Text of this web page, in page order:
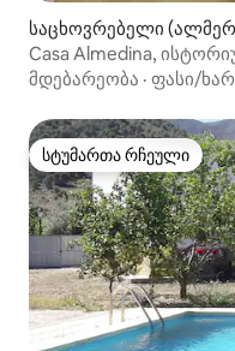
საცხოვრებელი
Casa Almedina,
კონდიციონერი
მდებარეობა · ფასი/
სტუმართა რჩეული
სტუმართა რჩეული